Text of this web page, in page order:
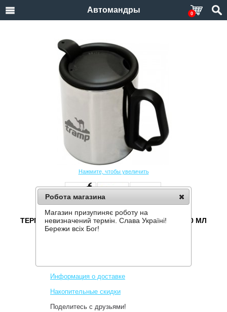
Автомандры 0
Нажмите, чтобы увеличить
ТЕРМОКРУЖКА С ПОИЛКОЙ TRAMP TRC-020 350 МЛ
Информация о доставке
Накопительные скидки
Поделитесь с друзьями!
Робота магазина
Магазин призупиняє роботу на
невизначений термін. Слава Україні!
Бережи всіх Бог!